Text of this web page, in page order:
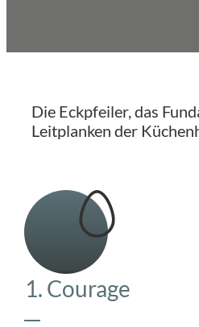
Die Eckpfeiler, das
Leitplanken der
1. Courage